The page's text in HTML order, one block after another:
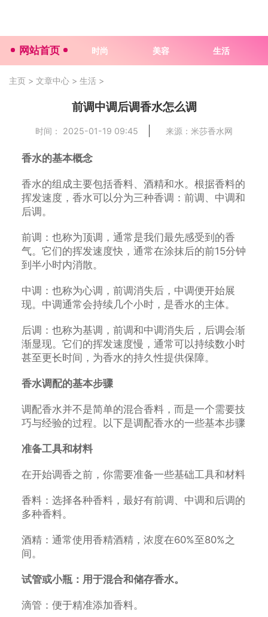
网站首页 时尚 美容 生活
主页 > 文章中心 > 生活 >
前调中调后调香水怎么调
时间： 2025-01-19 09:45 来源：米莎香水网
香水的基本概念
香水的组成主要包括香料、酒精和水。根据香料的
挥发速度，香水可以分为三种香调：前调、中调和
后调。
前调：也称为顶调，通常是我们最先感受到的香
气。它们的挥发速度快，通常在涂抹后的前15分钟
到半小时内消散。
中调：也称为心调，前调消失后，中调便开始展
现。中调通常会持续几个小时，是香水的主体。
后调：也称为基调，前调和中调消失后，后调会渐
渐显现。它们的挥发速度慢，通常可以持续数小时
甚至更长时间，为香水的持久性提供保障。
香水调配的基本步骤
调配香水并不是简单的混合香料，而是一个需要技
巧与经验的过程。以下是调配香水的一些基本步骤
准备工具和材料
在开始调香之前，你需要准备一些基础工具和材料
香料：选择各种香料，最好有前调、中调和后调的
多种香料。
酒精：通常使用香精酒精，浓度在60%至80%之
间。
试管或小瓶：用于混合和储存香水。
滴管：便于精准添加香料。